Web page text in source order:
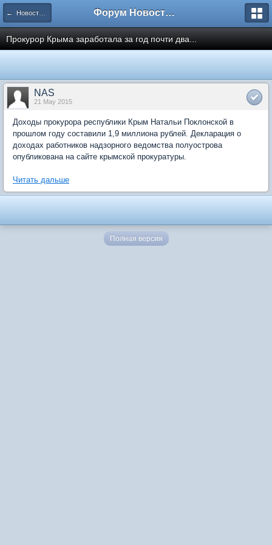
← Новости рынка недвижимости Форум Новостройки
Прокурор Крыма заработала за год почти два...
NAS
21 May 2015
Доходы прокурора республики Крым Натальи Поклонской в
прошлом году составили 1,9 миллиона рублей. Декларация о
доходах работников надзорного ведомства полуострова
опубликована на сайте крымской прокуратуры.
Читать дальше
Полная версия